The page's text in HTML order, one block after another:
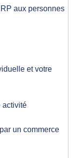
aux personnes
et votre
activité
un commerce